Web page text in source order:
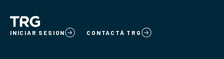
INICIAR SESION CONTACTÁ TRG